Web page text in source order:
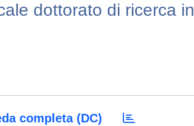
dottorato di ricerca in
completa (DC)